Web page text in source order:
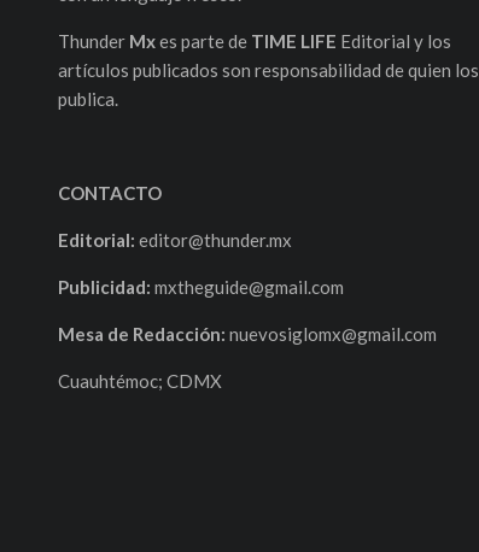
ThunderMxes parte de TIME LIFE Editorial y los
artículos publicados son responsabilidad de quien los
publica.
CONTACTO
Editorial: editor@thunder.mx
Publicidad: mxtheguide@gmail.com
Mesa de Redacción: nuevosiglomx@gmail.com
Cuauhtémoc; CDMX